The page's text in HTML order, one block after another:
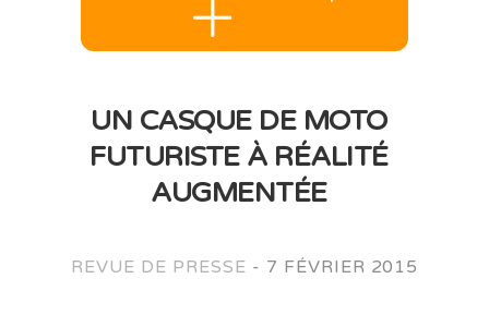
UN CASQUE DE MOTO
FUTURISTE À RÉALITÉ
AUGMENTÉE
REVUE DE PRESSE - 7 FÉVRIER 2015